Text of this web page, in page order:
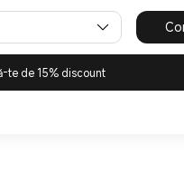
te de 15% discount